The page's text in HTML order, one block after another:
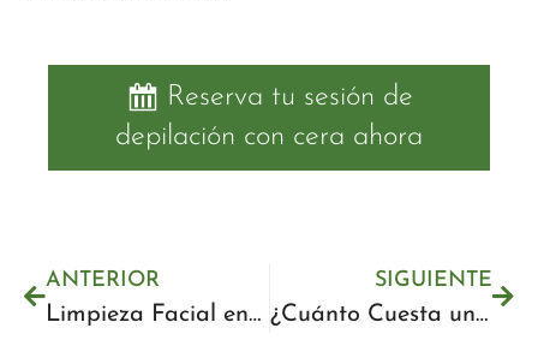
Reserva tu sesión de
depilación con cera ahora
ANTERIOR
Limpieza Facial en Málaga: Precios y Mejores Clínicas 2025
SIGUIENTE
¿Cuánto Cuesta una Pedicura Semipermanente? Precios y Factores 2025